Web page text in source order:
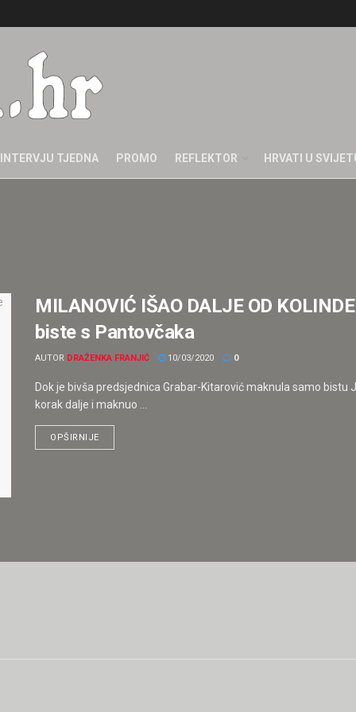
INTERVJU TJEDNA PROMO REFLEKTOR HRVATI U
MILANOVIĆ IŠAO DALJE OD
biste s Pantovčaka
AUTOR DRAŽENKA FRANJIĆ 10/03/2020 0
Dok je bivša predsjednica Grabar-Kitarović maknula samo
korak dalje i maknuo ...
OPŠIRNIJE